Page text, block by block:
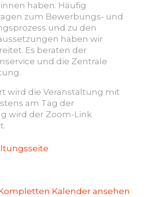
haben. Häufig
zum Bewerbungs- und
und zu den
haben wir
Es beraten der
und die Zentrale
wird die Veranstaltung mit
am Tag der
wird der Zoom-Link
Kalender ansehen